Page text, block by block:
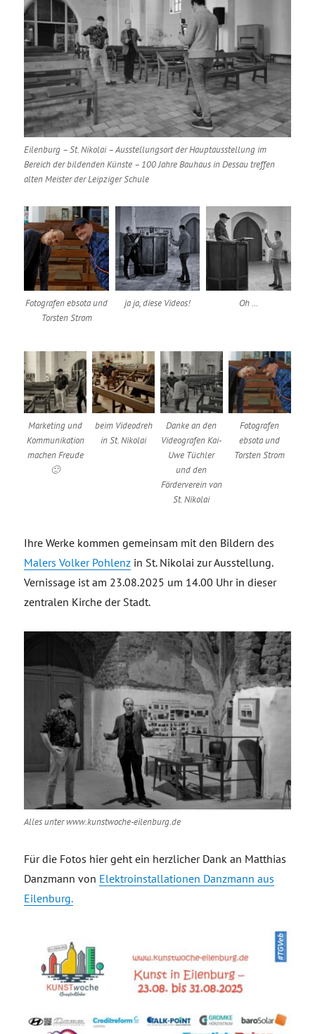
Eilenburg – St. Nikolai – Ausstellungsort der Hauptausstellung im
Bereich der bildenden Künste – 100 Jahre Bauhaus in Dessau treffen
alten Meister der Leipziger Schule
Fotografen ebsota und
Torsten Strom
ja ja, diese Videos! Oh …
Marketing und
Kommunikation
machen Freude
🙂
beim Videodreh
in St. Nikolai
Danke an den
Videografen Kai-
Uwe Tüchler
und den
Förderverein von
St. Nikolai
Fotografen
ebsota und
Torsten Strom
Ihre Werke kommen gemeinsam mit den Bildern des
Malers Volker Pohlenz in St. Nikolai zur Ausstellung.
Vernissage ist am 23.08.2025 um 14.00 Uhr in dieser
zentralen Kirche der Stadt.
Alles unter www.kunstwoche-eilenburg.de
Für die Fotos hier geht ein herzlicher Dank an Matthias
Danzmann von Elektroinstallationen Danzmann aus
Eilenburg.